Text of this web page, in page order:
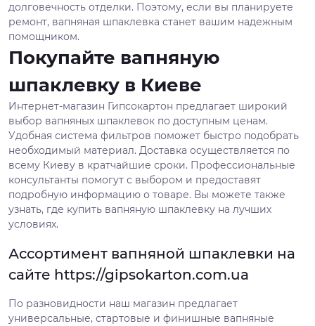
долговечность отделки. Поэтому, если вы планируете
ремонт, вапняная шпаклевка станет вашим надежным
помощником.
Покупайте вапняную
шпаклевку в Киеве
Интернет-магазин Гипсокартон предлагает широкий
выбор вапняных шпаклевок по доступным ценам.
Удобная система фильтров поможет быстро подобрать
необходимый материал. Доставка осуществляется по
всему Киеву в кратчайшие сроки. Профессиональные
консультанты помогут с выбором и предоставят
подробную информацию о товаре. Вы можете также
узнать, где купить вапняную шпаклевку на лучших
условиях.
Ассортимент вапняной шпаклевки на
сайте https://gipsokarton.com.ua
По разновидности наш магазин предлагает
универсальные, стартовые и финишные вапняные